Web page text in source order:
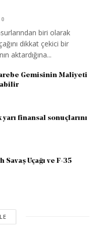
0
biri olarak
dikkat çekici bir
aktardığına...
Gemisinin Maliyeti
yarı finansal sonuçlarını
Uçağı ve F-35